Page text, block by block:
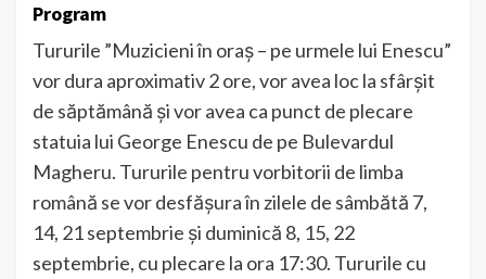
Program
Tururile ”Muzicieni în oraș – pe urmele lui Enescu”
vor dura aproximativ 2 ore, vor avea loc la sfârșit
de săptămână și vor avea ca punct de plecare
statuia lui George Enescu de pe Bulevardul
Magheru. Tururile pentru vorbitorii de limba
română se vor desfășura în zilele de sâmbătă 7,
14, 21 septembrie și duminică 8, 15, 22
septembrie, cu plecare la ora 17:30. Tururile cu